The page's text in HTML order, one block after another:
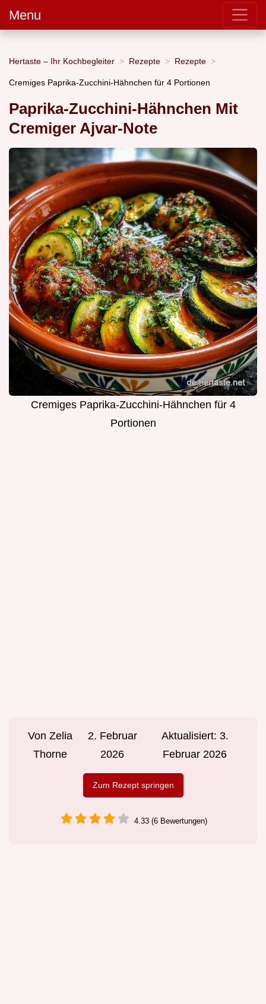
Menu
Hertaste – Ihr Kochbegleiter Rezepte Rezepte
Cremiges Paprika-Zucchini-Hähnchen für 4 Portionen
Paprika-Zucchini-Hähnchen Mit
Cremiger Ajvar-Note
Cremiges Paprika-Zucchini-Hähnchen für 4
Portionen
VonZelia
Thorne
2. Februar
2026
Aktualisiert: 3.
Februar 2026
Zum Rezept springen
4.33 (6 Bewertungen)